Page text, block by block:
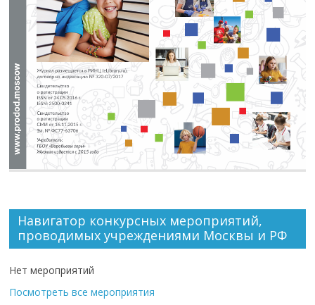
Навигатор конкурсных мероприятий,
проводимых учреждениями Москвы и РФ
Нет мероприятий
Посмотреть все мероприятия